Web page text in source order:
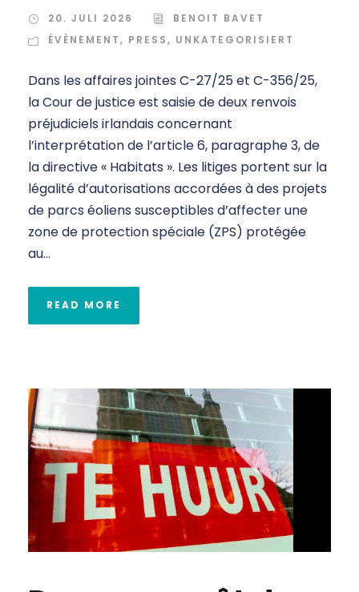
20. JULI 2026
BENOIT BAVET
ÉVÈNEMENT, PRESS, UNKATEGORISIERT
Dans les affaires jointes C-27/25 et C-356/25,
la Cour de justice est saisie de deux renvois
préjudiciels irlandais concernant
l’interprétation de l’article 6, paragraphe 3, de
la directive « Habitats ». Les litiges portent sur la
légalité d’autorisations accordées à des projets
de parcs éoliens susceptibles d’affecter une
zone de protection spéciale (ZPS) protégée
au...
READ MORE